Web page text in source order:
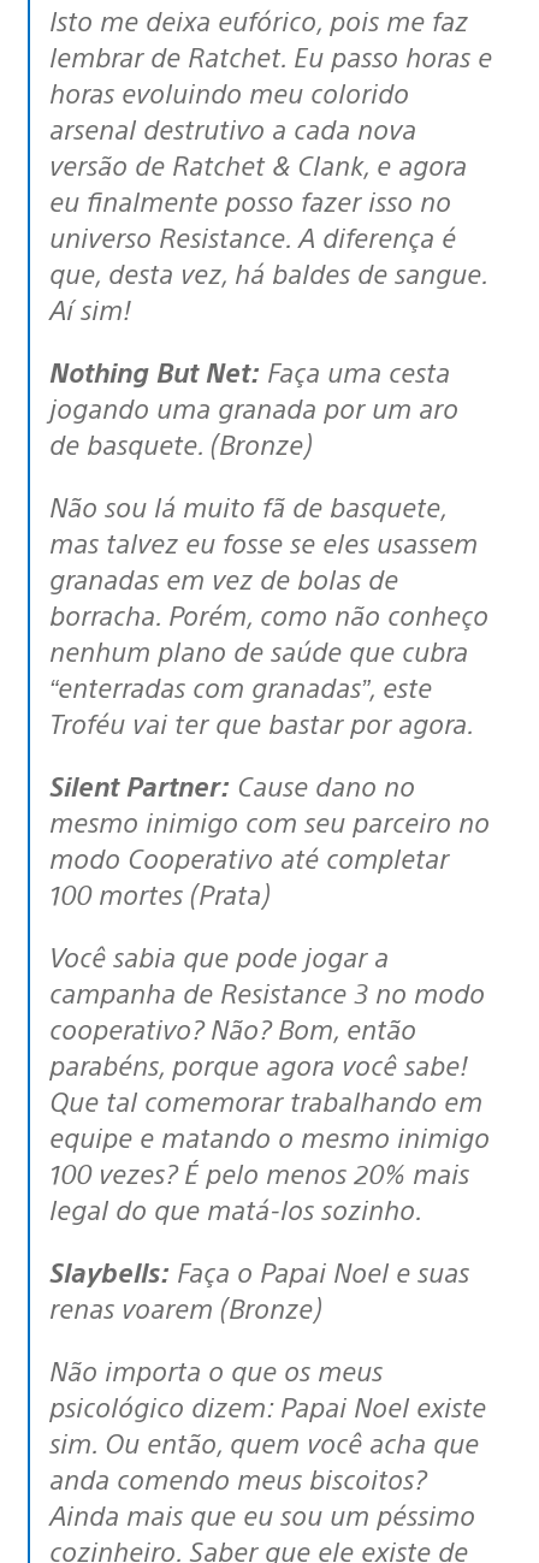
Isto me deixa eufórico, pois me faz
lembrar de Ratchet. Eu passo horas e
horas evoluindo meu colorido
arsenal destrutivo a cada nova
versão de Ratchet & Clank, e agora
eu finalmente posso fazer isso no
universo Resistance. A diferença é
que, desta vez, há baldes de sangue.
Aí sim!
Nothing But Net: Faça uma cesta
jogando uma granada por um aro
de basquete. (Bronze)
Não sou lá muito fã de basquete,
mas talvez eu fosse se eles usassem
granadas em vez de bolas de
borracha. Porém, como não conheço
nenhum plano de saúde que cubra
“enterradas com granadas”, este
Troféu vai ter que bastar por agora.
Silent Partner: Cause dano no
mesmo inimigo com seu parceiro no
modo Cooperativo até completar
100 mortes (Prata)
Você sabia que pode jogar a
campanha de Resistance 3 no modo
cooperativo? Não? Bom, então
parabéns, porque agora você sabe!
Que tal comemorar trabalhando em
equipe e matando o mesmo inimigo
100 vezes? É pelo menos 20% mais
legal do que matá-los sozinho.
Slaybells: Faça o Papai Noel e suas
renas voarem (Bronze)
Não importa o que os meus
psicológico dizem: Papai Noel existe
sim. Ou então, quem você acha que
anda comendo meus biscoitos?
Ainda mais que eu sou um péssimo
cozinheiro. Saber que ele existe de